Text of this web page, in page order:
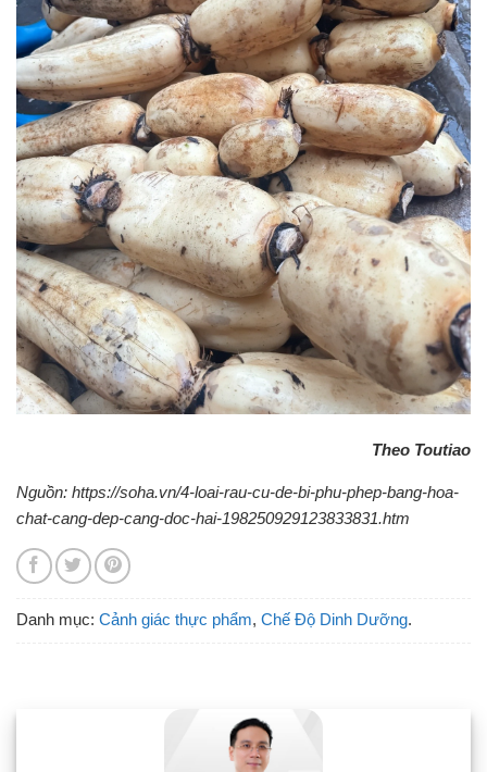
Theo Toutiao
Nguồn: https://soha.vn/4-loai-rau-cu-de-bi-phu-phep-bang-hoa-
chat-cang-dep-cang-doc-hai-198250929123833831.htm
Danh mục: Cảnh giác thực phẩm, Chế Độ Dinh Dưỡng.